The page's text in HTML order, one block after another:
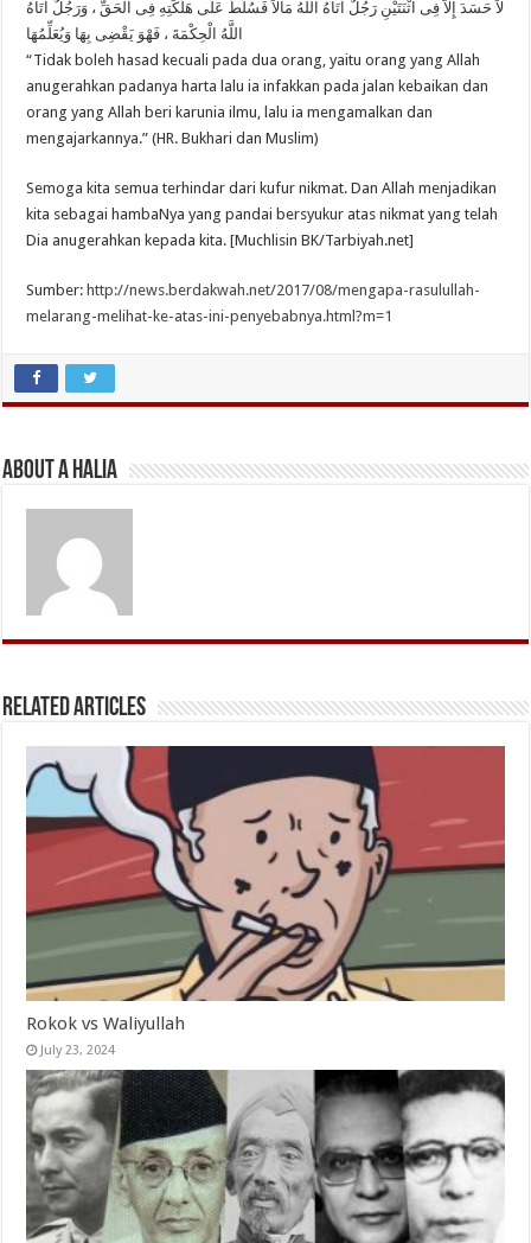
لاَ حَسَدَ إِلاَّ فِى اثْنَتَيْنِ رَجُلٌ آتَاهُ اللَّهُ مَالاً فَسُلِّطَ عَلَى هَلَكَتِهِ فِى الْحَقِّ ، وَرَجُلٌ آتَاهُ
اللَّهُ الْحِكْمَةَ ، فَهْوَ يَقْضِى بِهَا وَيُعَلِّمُهَا
“Tidak boleh hasad kecuali pada dua orang, yaitu orang yang Allah
anugerahkan padanya harta lalu ia infakkan pada jalan kebaikan dan
orang yang Allah beri karunia ilmu, lalu ia mengamalkan dan
mengajarkannya.” (HR. Bukhari dan Muslim)
Semoga kita semua terhindar dari kufur nikmat. Dan Allah menjadikan
kita sebagai hambaNya yang pandai bersyukur atas nikmat yang telah
Dia anugerahkan kepada kita. [Muchlisin BK/Tarbiyah.net]
Sumber: http://news.berdakwah.net/2017/08/mengapa-rasulullah-
melarang-melihat-ke-atas-ini-penyebabnya.html?m=1
About A Halia
Related Articles
Rokok vs Waliyullah
July 23, 2024